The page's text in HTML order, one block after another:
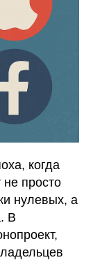
когда
не просто
нулевых, а
В